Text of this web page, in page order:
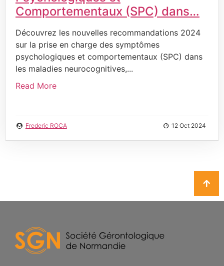
Comportementaux (SPC) dans…
Découvrez les nouvelles recommandations 2024
sur la prise en charge des symptômes
psychologiques et comportementaux (SPC) dans
les maladies neurocognitives,...
Read More
Frederic ROCA 12 Oct 2024